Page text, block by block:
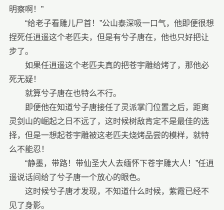
明察啊！”
“给老子看雕儿尸首！”公山泰深吸一口气，他即便很想
捏死任逍遥这个老匹夫，但是有兮子唐在，他也只好把让
步了。
如果任逍遥这个老匹夫真的把苍宇雕给烤了，那他必
死无疑！
就算兮子唐在也特么不行。
即便他在知道兮子唐接任了灵派掌门位置之后，距离
灵剑山的崛起之日不远了，这时候树敌肯定不是最佳的选
择，但是一想起苍宇雕被这老匹夫烧烤品尝的模样，就特
么不能忍！
“静墨，带路！带仙圣大人去缅怀下苍宇雕大人！”任逍
遥说话间给了兮子唐一个放心的眼色。
这时候兮子唐才发现，不知道什么时候，紫霞已经不
见了身影。